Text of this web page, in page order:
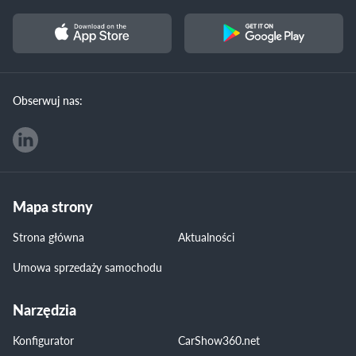
Obserwuj nas:
Mapa strony
Strona główna
Aktualności
Umowa sprzedaży samochodu
Narzędzia
Konfigurator CarShow360.net